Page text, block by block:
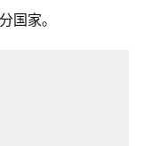
国家。